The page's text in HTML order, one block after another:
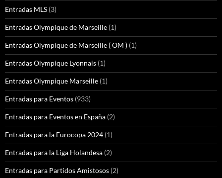
Entradas MLS (3)
Entradas Olympique de Marseille (1)
Entradas Olympique de Marseille ( OM ) (1)
Entradas Olympique Lyonnais (1)
Entradas Olympique Marseille (1)
Entradas para Eventos (933)
Entradas para Eventos en España (2)
Entradas para la Eurocopa 2024 (1)
Entradas para la Liga Holandesa (2)
Entradas para Partidos Amistosos (2)